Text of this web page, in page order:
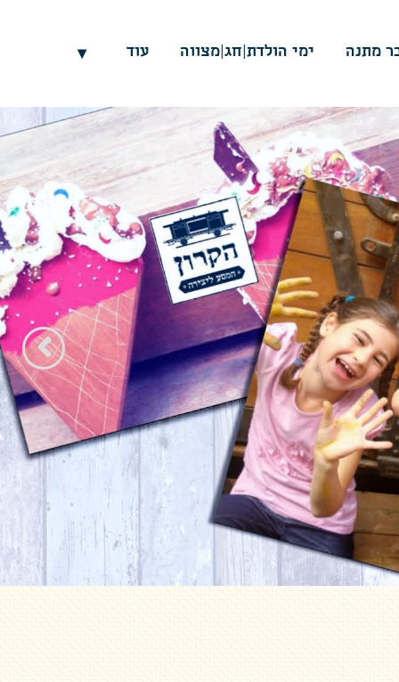
מתנה ימי הולדת|חג|מצווה עוד ▾
הבא